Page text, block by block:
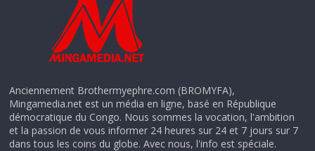
Anciennement Brothermyephre.com (BROMYFA),
Mingamedia.net est un média en ligne, basé en République
démocratique du Congo. Nous sommes la vocation, l'ambition
et la passion de vous informer 24 heures sur 24 et 7 jours sur 7
dans tous les coins du globe. Avec nous, l'info est spéciale.